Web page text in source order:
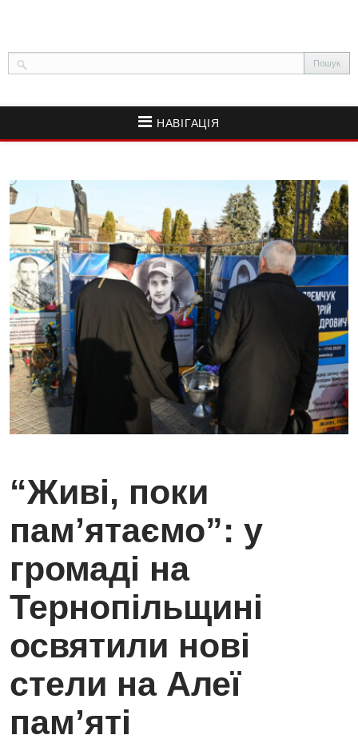
НАВІГАЦІЯ
“Живі, поки
пам’ятаємо”: у
громаді на
Тернопільщині
освятили нові
стели на Алеї
пам’яті